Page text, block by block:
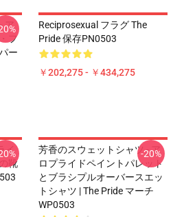
ア
フ
ー
Reciprosexual フラグ The
Pride 保存PN0503
￥202,275 - ￥434,275
イ
靴
芳香のスウェットシャツ - ア
ロプライドペイントパレット
とブラシプルオーバースエッ
トシャツ | The Pride マーチ
WP0503
-20%